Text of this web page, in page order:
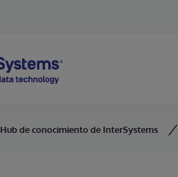
Hub de conocimiento de InterSystems